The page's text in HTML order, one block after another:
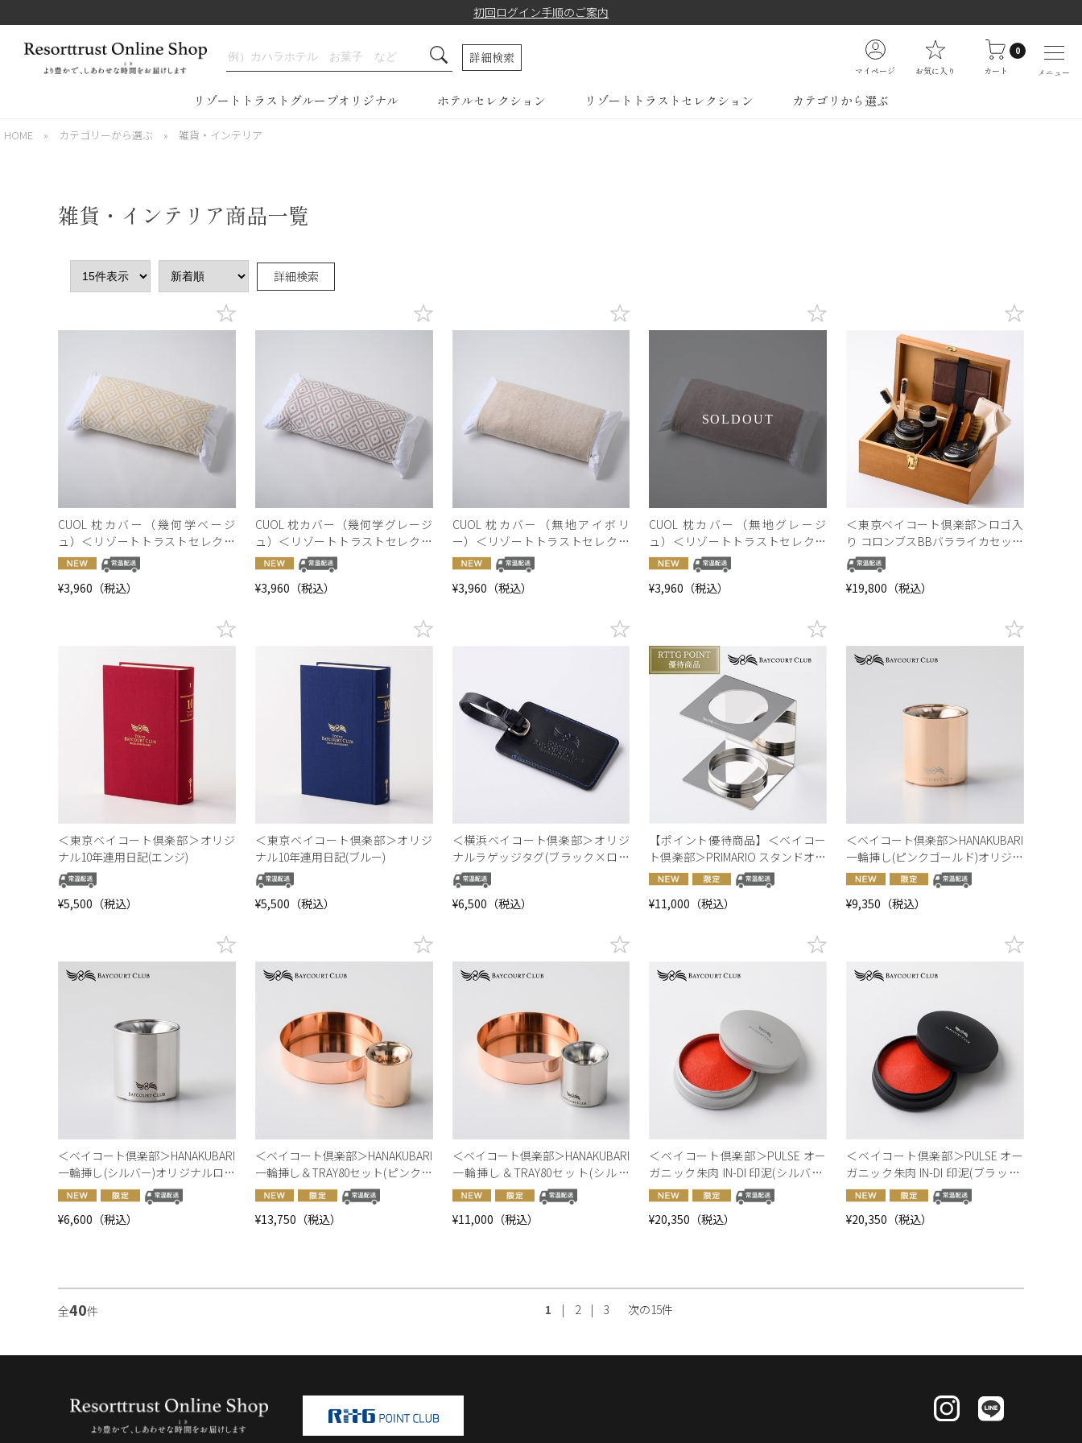
初回ログイン手順のご案内
詳細検索
マイページ お気に入り
0
カート
メニュー
リゾートトラストグループオリジナル ホテルセレクション リゾートトラストセレクション カテゴリから選ぶ
HOME » カテゴリーから選ぶ » 雑貨・インテリア
雑貨・インテリア商品一覧
詳細検索
CUOL 枕カバー（幾何学ベージ
ュ）＜リゾートトラストセレクシ
ョン＞
¥3,960（税込）
CUOL 枕カバー（幾何学グレージ
ュ）＜リゾートトラストセレクシ
ョン＞
¥3,960（税込）
CUOL 枕カバー（無地アイボリ
ー）＜リゾートトラストセレクシ
ョン＞
¥3,960（税込）
SOLDOUT
CUOL 枕カバー（無地グレージ
ュ）＜リゾートトラストセレクシ
ョン＞
¥3,960（税込）
＜東京ベイコート倶楽部＞ロゴ入
り コロンブスBBバラライカセット
(シューシャインキット)
¥19,800（税込）
＜東京ベイコート倶楽部＞オリジ
ナル10年連用日記(エンジ)
¥5,500（税込）
＜東京ベイコート倶楽部＞オリジ
ナル10年連用日記(ブルー)
¥5,500（税込）
＜横浜ベイコート倶楽部＞オリジ
ナルラゲッジタグ(ブラック×ロイ
ヤルブルー)
¥6,500（税込）
【ポイント優待商品】＜ベイコー
ト倶楽部＞PRIMARIO スタンドオリ
ジナルロゴ入り【オンラインショ
ップ限定】
¥11,000（税込）
＜ベイコート倶楽部＞HANAKUBARI
一輪挿し(ピンクゴールド)オリジナ
ルロゴ入り【オンラインショップ
限定】
¥9,350（税込）
＜ベイコート倶楽部＞HANAKUBARI
一輪挿し(シルバー)オリジナルロゴ
入り【オンラインショップ限定】
¥6,600（税込）
＜ベイコート倶楽部＞HANAKUBARI
一輪挿し＆TRAY80セット(ピンクゴ
ールド)オリジナルロゴ入り【オン
ラインショップ限定】
¥13,750（税込）
＜ベイコート倶楽部＞HANAKUBARI
一輪挿し＆TRAY80セット(シルバ
ー)オリジナルロゴ入り【オンライ
ンショップ限定】
¥11,000（税込）
＜ベイコート倶楽部＞PULSE オー
ガニック朱肉 IN-DI 印泥(シルバー)
オリジナルロゴ入り【オンライン
ショップ限定】
¥20,350（税込）
＜ベイコート倶楽部＞PULSE オー
ガニック朱肉 IN-DI 印泥(ブラック)
オリジナルロゴ入り【オンライン
ショップ限定】
¥20,350（税込）
全40件 1 | 2 | 3 次の15件